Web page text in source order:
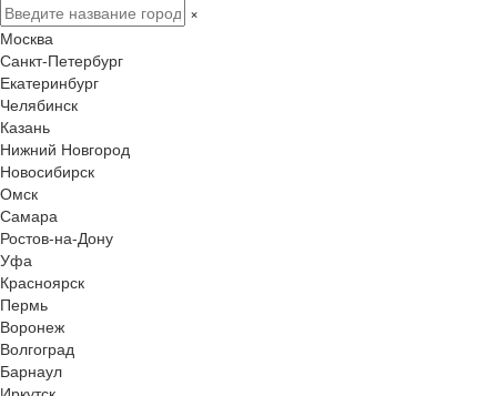
×
Москва
Санкт-Петербург
Екатеринбург
Челябинск
Казань
Нижний Новгород
Новосибирск
Омск
Самара
Ростов-на-Дону
Уфа
Красноярск
Пермь
Воронеж
Волгоград
Барнаул